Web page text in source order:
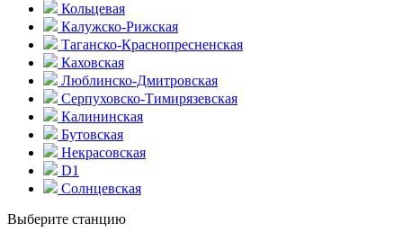
Кольцевая
Калужско-Рижская
Таганско-Краснопресненская
Каховская
Люблинско-Дмитровская
Серпуховско-Тимирязевская
Калининская
Бутовская
Некрасовская
D1
Солнцевская
Выберите станцию